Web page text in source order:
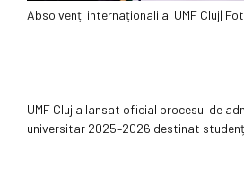
Absolvenți internaționali ai UMF Cluj|
UMF Cluj a lansat oficial procesul de
universitar 2025–2026 destinat